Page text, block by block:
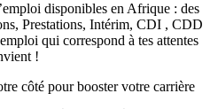
disponibles en Afrique : des
Prestations, Intérim, CDI , CDD
qui correspond à tes attentes
!
côté pour booster votre carrière